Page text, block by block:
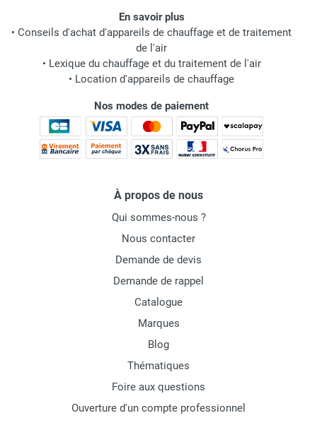
En savoir plus
• Conseils d'achat d'appareils de chauffage et de traitement
de l'air
• Lexique du chauffage et du traitement de l'air
• Location d'appareils de chauffage
Nos modes de paiement
À propos de nous
Qui sommes-nous ?
Nous contacter
Demande de devis
Demande de rappel
Catalogue
Marques
Blog
Thématiques
Foire aux questions
Ouverture d'un compte professionnel